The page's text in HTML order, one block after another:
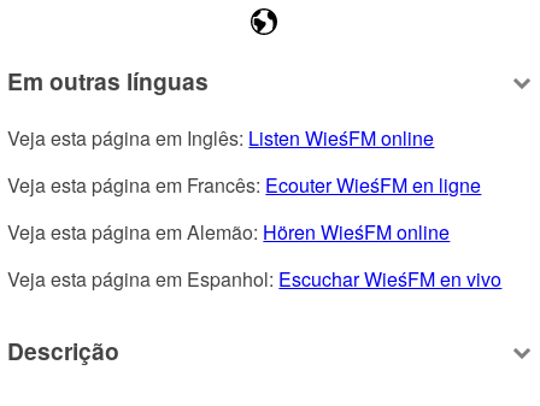
Em outras línguas
Veja esta página em Inglês: Listen WieśFM online
Veja esta página em Francês: Ecouter WieśFM en ligne
Veja esta página em Alemão: Hören WieśFM online
Veja esta página em Espanhol: Escuchar WieśFM en vivo
Descrição